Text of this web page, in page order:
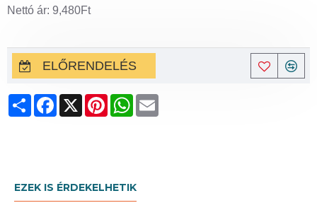
Nettó ár: 9,480Ft
ELŐRENDELÉS
ShareFacebook
X PinterestWhatsApp
EZEK IS ÉRDEKELHETIK